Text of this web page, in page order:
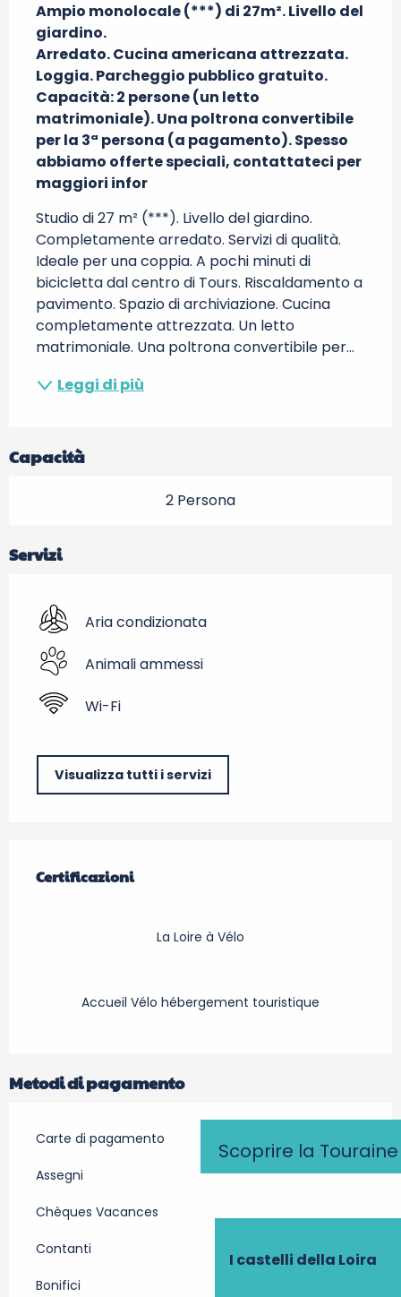
Scoprire la Touraine
I castelli della Loira
Ampio monolocale (***) di 27m². Livello del
giardino.
Arredato. Cucina americana attrezzata.
Loggia. Parcheggio pubblico gratuito.
Capacità: 2 persone (un letto
matrimoniale). Una poltrona convertibile
per la 3ª persona (a pagamento). Spesso
abbiamo offerte speciali, contattateci per
maggiori infor
Studio di 27 m² (***). Livello del giardino.
Completamente arredato. Servizi di qualità.
Ideale per una coppia. A pochi minuti di
bicicletta dal centro di Tours. Riscaldamento a
pavimento. Spazio di archiviazione. Cucina
completamente attrezzata. Un letto
matrimoniale. Una poltrona convertibile per...
Leggi di più
Capacità
2 Persona
Servizi
Aria condizionata
Animali ammessi
Wi-Fi
Visualizza tutti i servizi
Certificazioni
Certificazioni
La Loire à Vélo
Accueil Vélo hébergement touristique
Metodi di pagamento
Carte di pagamento
Assegni
Chèques Vacances
Contanti
Bonifici